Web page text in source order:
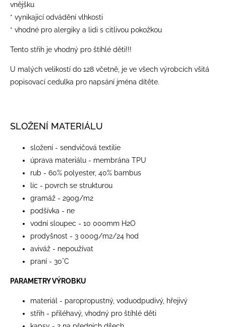
vnějšku
* vynikajicí odvádění vlhkosti
* vhodné pro alergiky a lidi s citlivou pokožkou
Tento střih je vhodný pro štíhlé děti!!!
​U malých velikostí do 128 včetně, je ve všech výrobcích všitá
popisovací cedulka pro napsání jména dítěte.
SLOŽENÍ MATERIÁLU
složení - sendvičová textilie
úprava materiálu - membrána TPU
rub - 60% polyester, 40% bambus
líc - povrch se strukturou
gramáž - 290g/m2
podšívka - ne
vodní sloupec - 10 000mm H2O
prodyšnost - 3 000g/m2/24 hod
aviváž - nepoužívat
praní - 30°C
PARAMETRY VÝROBKU
materiál - paropropustný, voduodpudivý, hřejivý
střih - přiléhavý, vhodný pro štíhlé děti